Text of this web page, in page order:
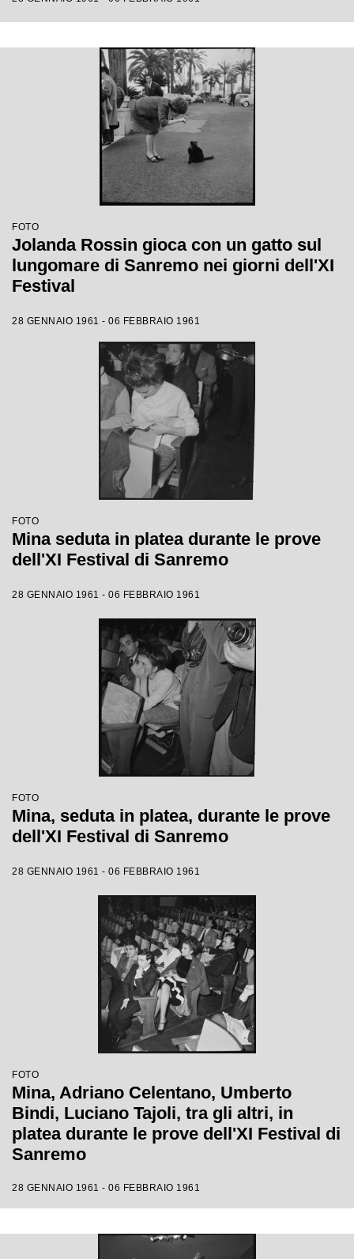
FOTO
Jolanda Rossin gioca con un gatto sul
lungomare di Sanremo nei giorni dell'XI
Festival
28 GENNAIO 1961 - 06 FEBBRAIO 1961
FOTO
Mina seduta in platea durante le prove
dell'XI Festival di Sanremo
28 GENNAIO 1961 - 06 FEBBRAIO 1961
FOTO
Mina, seduta in platea, durante le prove
dell'XI Festival di Sanremo
28 GENNAIO 1961 - 06 FEBBRAIO 1961
FOTO
Mina, Adriano Celentano, Umberto
Bindi, Luciano Tajoli, tra gli altri, in
platea durante le prove dell'XI Festival di
Sanremo
28 GENNAIO 1961 - 06 FEBBRAIO 1961